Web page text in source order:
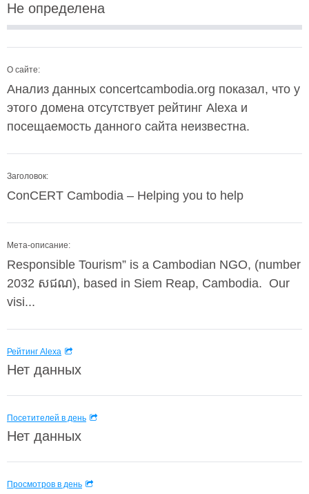
Не определена
О сайте:
Анализ данных concertcambodia.org показал, что у
этого домена отсутствует рейтинг Alexa и
посещаемость данного сайта неизвестна.
Заголовок:
ConCERT Cambodia – Helping you to help
Мета-описание:
Responsible Tourism” is a Cambodian NGO, (number
2032​ សជណ), based in Siem Reap, Cambodia. Our
visi...
Рейтинг Alexa
Нет данных
Посетителей в день
Нет данных
Просмотров в день